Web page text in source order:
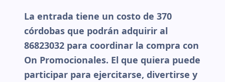
La entrada tiene un costo de 370
córdobas que podrán adquirir al
86823032 para coordinar la compra con
On Promocionales. El que quiera puede
participar para ejercitarse, divertirse y